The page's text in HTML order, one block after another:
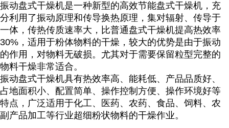
振动盘式干燥机是一种新型的高效节能盘式干燥机，充
分利用了振动原理和传导换热原理，集对辐射、传导于
一体，传热传质速率大，比普通盘式干燥机提高热效率
30%，适用于粉体物料的干燥，较大的优势是由于振动
的作用，对物料无破损。尤其对于需要保留粒型完整的
物料干燥非常适合。
振动盘式干燥机具有热效率高、能耗低、产品品质好、
占地面积小、配置简单、操作控制方便、操作环境好等
特点，广泛适用于化工、医药、农药、食品、饲料、农
副产品加工等行业超细粉状物料的干燥作业。